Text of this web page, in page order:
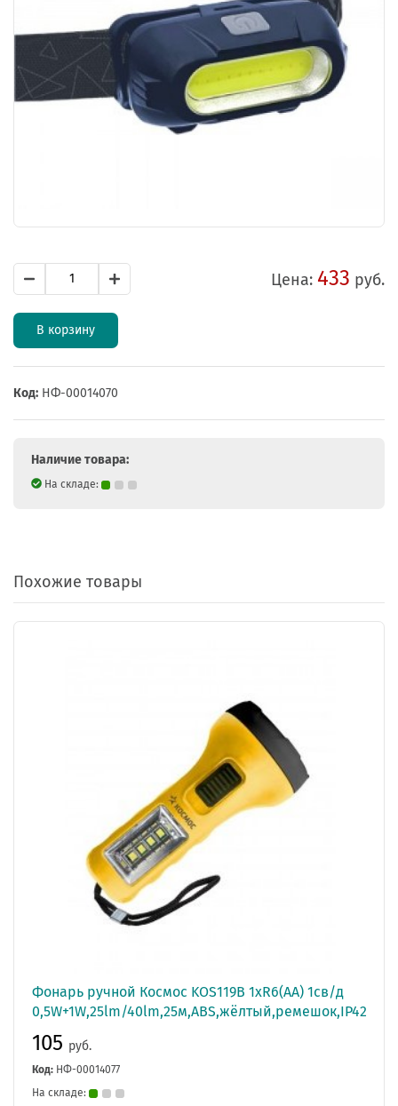
Цена: 433 руб.
В корзину
Код: НФ-00014070
Наличие товара:
На складе:
Похожие товары
Фонарь ручной Космос KOS119B 1xR6(АА) 1св/д
0,5W+1W,25lm/40lm,25м,ABS,жёлтый,ремешок,IP42
105 руб.
Код: НФ-00014077
На складе: